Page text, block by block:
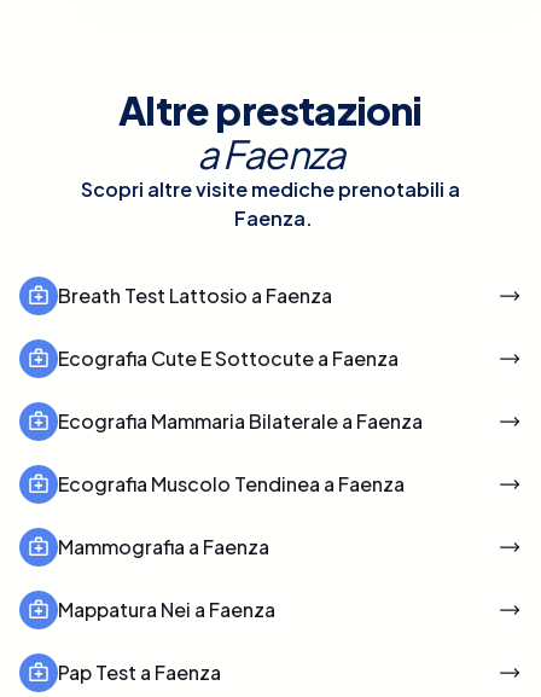
Altre prestazioni
aFaenza
Scopri altre visite mediche prenotabili a
Faenza.
Breath Test Lattosio a Faenza
Ecografia Cute E Sottocute a Faenza
Ecografia Mammaria Bilaterale a Faenza
Ecografia Muscolo Tendinea a Faenza
Mammografia a Faenza
Mappatura Nei a Faenza
Pap Test a Faenza